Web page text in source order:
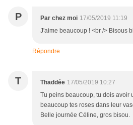
P Par chez moi 17/05/2019 11:19
J'aime beaucoup ! <br /> Bisous
Répondre
T Thaddée 17/05/2019 10:27
Tu peins beaucoup, tu dois avoir
beaucoup tes roses dans leur
Belle journée Céline, gros bisou.